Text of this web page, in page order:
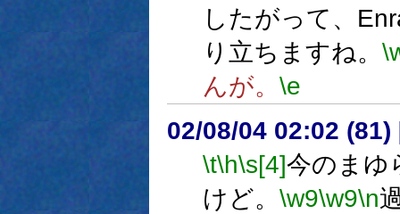
したがって、
り立ちますね。
んが。 \e
02/08/04 02:02 (81)
\t\h\s[4]今のまゆ
けど。 \w9\w9\n